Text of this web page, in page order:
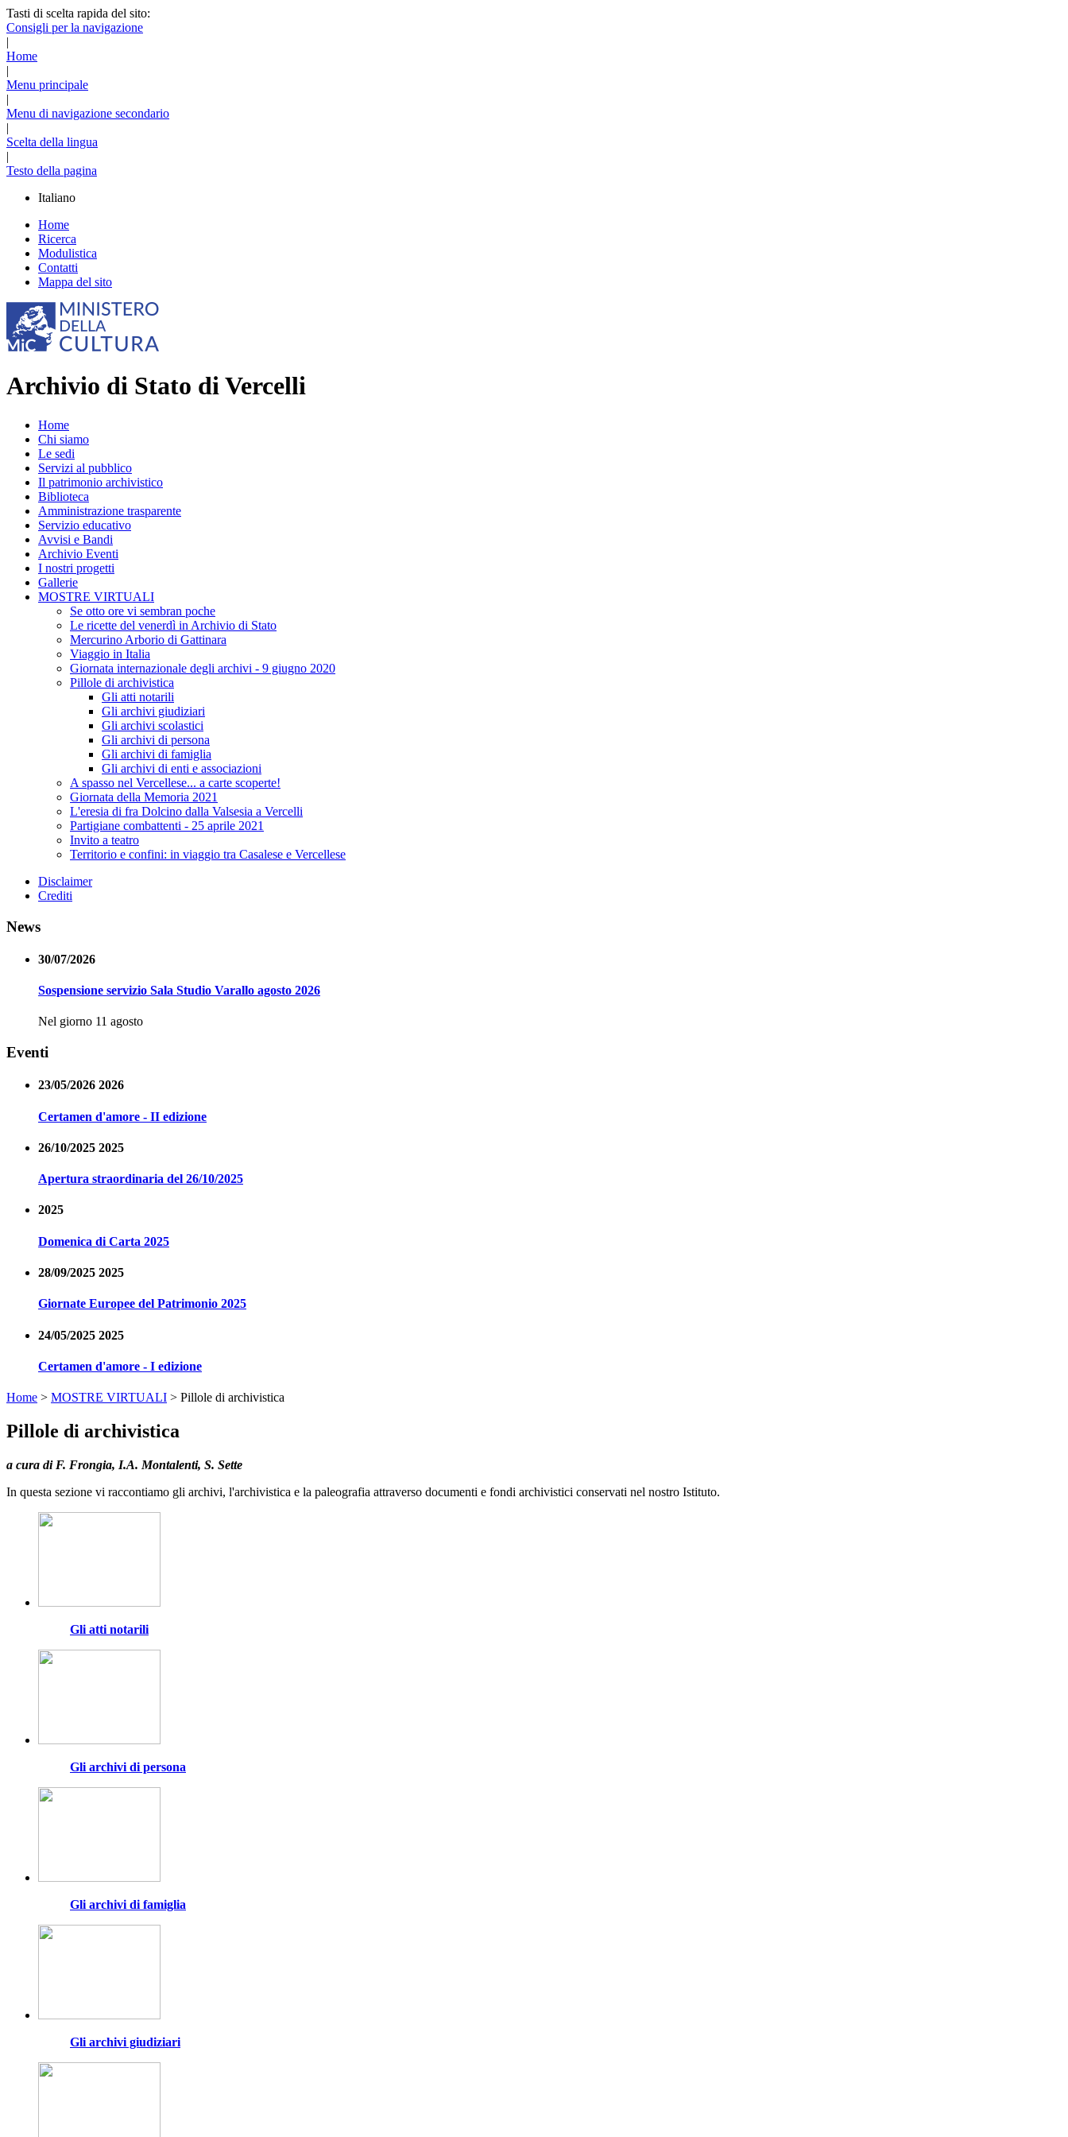
Tasti di scelta rapida del sito:
Consigli per la navigazione
|
Home
|
Menu principale
|
Menu di navigazione secondario
|
Scelta della lingua
|
Testo della pagina
Italiano
Home
Ricerca
Modulistica
Contatti
Mappa del sito
Archivio di Stato di Vercelli
Home
Chi siamo
Le sedi
Servizi al pubblico
Il patrimonio archivistico
Biblioteca
Amministrazione trasparente
Servizio educativo
Avvisi e Bandi
Archivio Eventi
I nostri progetti
Gallerie
MOSTRE VIRTUALI
Se otto ore vi sembran poche
Le ricette del venerdì in Archivio di Stato
Mercurino Arborio di Gattinara
Viaggio in Italia
Giornata internazionale degli archivi - 9 giugno 2020
Pillole di archivistica
Gli atti notarili
Gli archivi giudiziari
Gli archivi scolastici
Gli archivi di persona
Gli archivi di famiglia
Gli archivi di enti e associazioni
A spasso nel Vercellese... a carte scoperte!
Giornata della Memoria 2021
L'eresia di fra Dolcino dalla Valsesia a Vercelli
Partigiane combattenti - 25 aprile 2021
Invito a teatro
Territorio e confini: in viaggio tra Casalese e Vercellese
Disclaimer
Crediti
News
30/07/2026
Sospensione servizio Sala Studio Varallo agosto 2026
Nel giorno 11 agosto
Eventi
23/05/2026 2026
Certamen d'amore - II edizione
26/10/2025 2025
Apertura straordinaria del 26/10/2025
2025
Domenica di Carta 2025
28/09/2025 2025
Giornate Europee del Patrimonio 2025
24/05/2025 2025
Certamen d'amore - I edizione
Home > MOSTRE VIRTUALI > Pillole di archivistica
Pillole di archivistica
a cura di F. Frongia, I.A. Montalenti, S. Sette
In questa sezione vi raccontiamo gli archivi, l'archivistica e la paleografia attraverso documenti e fondi archivistici conservati nel nostro Istituto.
Gli atti notarili
Gli archivi di persona
Gli archivi di famiglia
Gli archivi giudiziari